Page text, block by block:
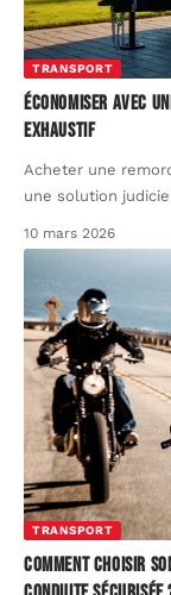
TRANSPORT
Économiser avec
exhaustif
Acheter une
une solution
10 mars 2026
TRANSPORT
Comment choisir